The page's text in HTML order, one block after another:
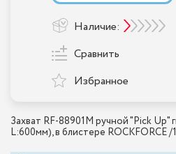
Захват RF-88901M ручной "Pick Up"
L:600мм), в блистере ROCKFORCE /1
Наличие:
Сравнить
Избранное